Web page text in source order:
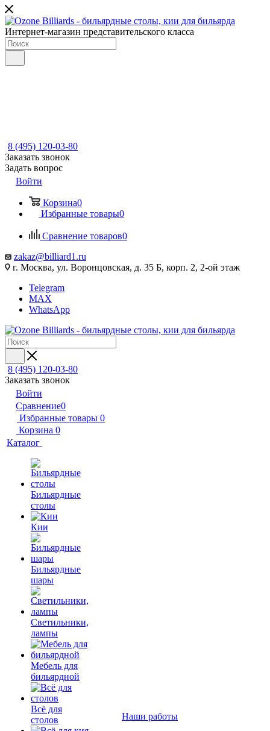
Интернет-магазин представительского класса
8 (495) 120-03-80
Заказать звонок
Задать вопрос
Войти
Корзина0
Избранные товары0
Сравнение товаров0
zakaz@billiard1.ru
г. Москва, ул. Воронцовская, д. 35 Б, корп. 2, 2-ой этаж
Telegram
MAX
WhatsApp
8 (495) 120-03-80
Заказать звонок
Войти
Сравнение0
Избранные товары 0
Корзина 0
Каталог
Бильярдные
столы
Кии
Бильярдные
шары
Светильники,
лампы
Мебель для
бильярдной
Всё для
столов
Наши работы